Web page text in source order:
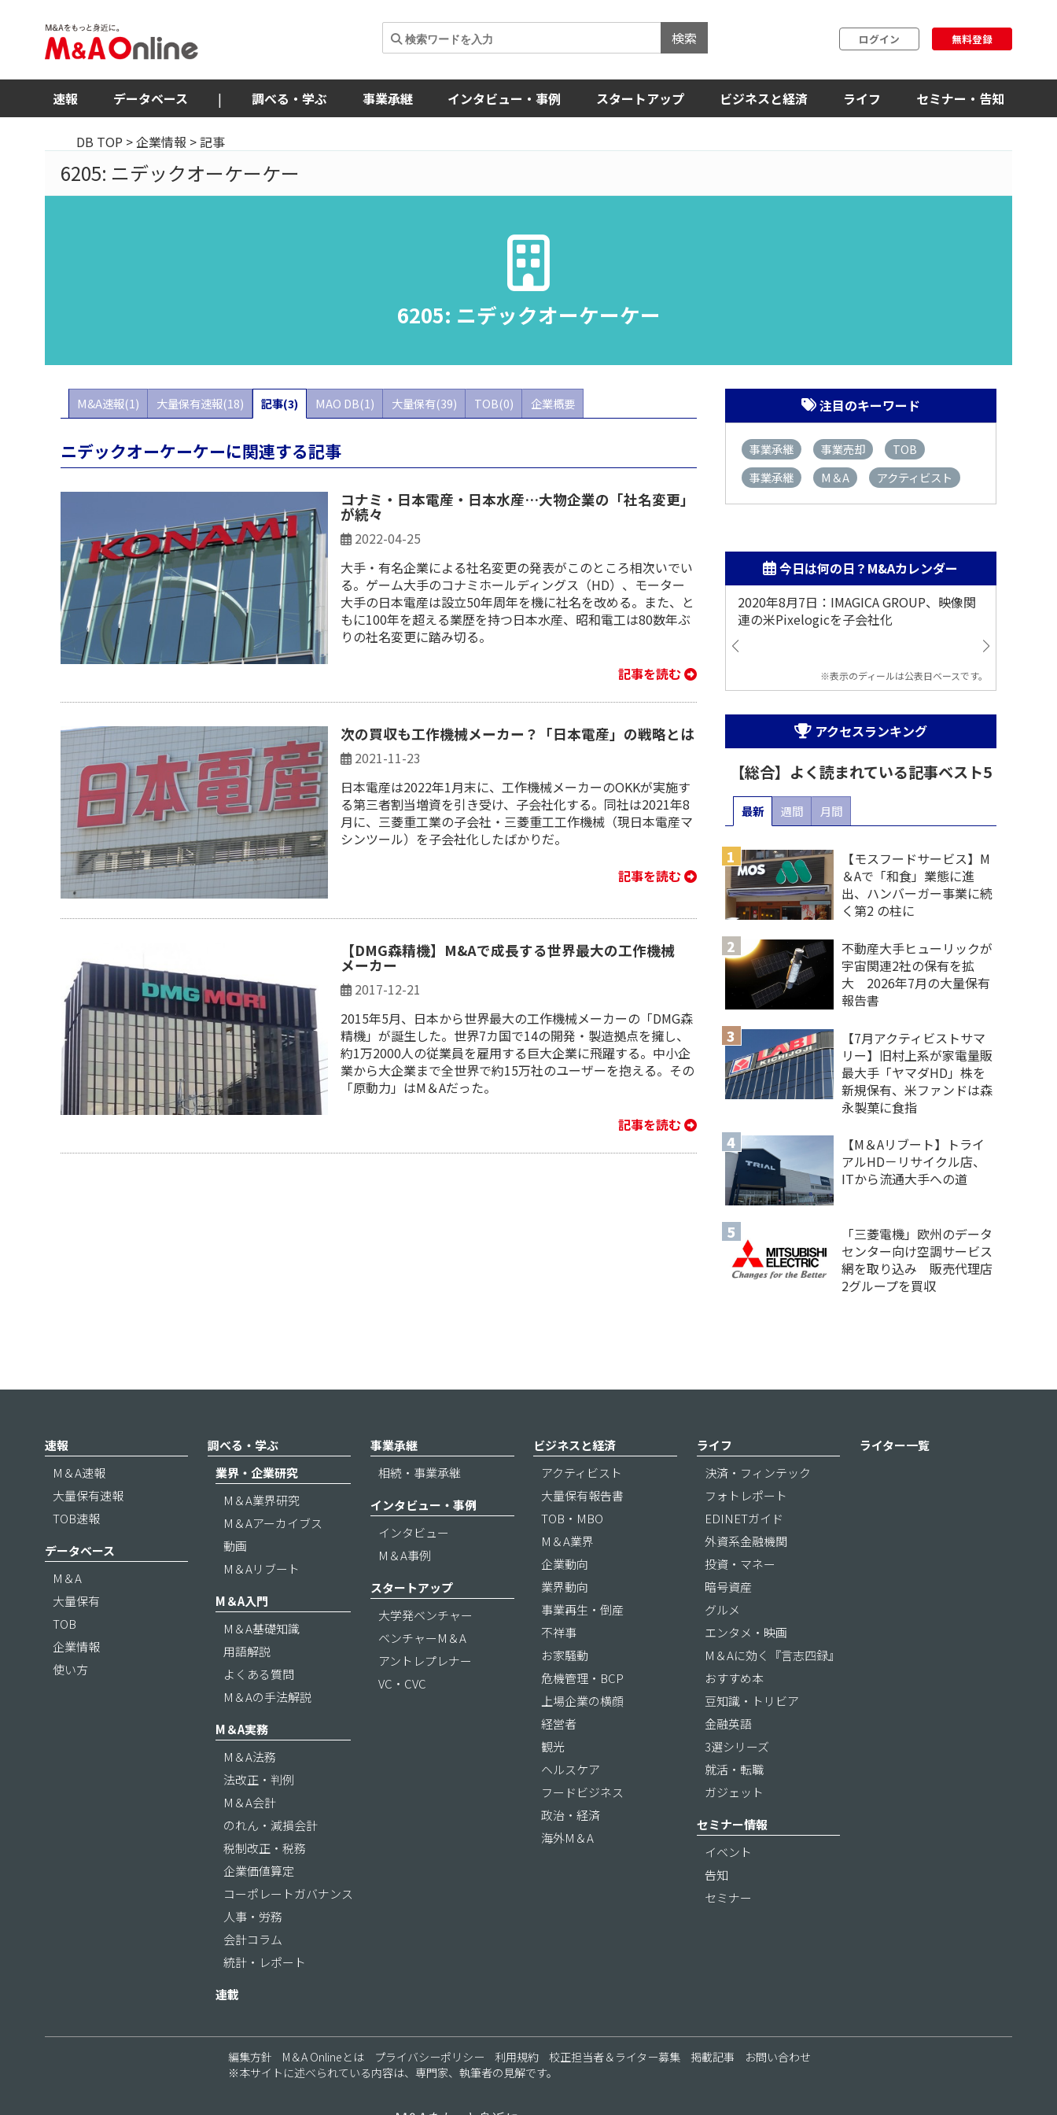
検索 ログイン 無料登録
速報 データベース | 調べる・学ぶ 事業承継 インタビュー・事例 スタートアップ ビジネスと経済 ライフ セミナー・告知
DB TOP >企業情報 > 記事
6205: ニデックオーケーケー
6205: ニデックオーケーケー
M&A速報(1) 大量保有速報(18) 記事(3) MAO DB(1) 大量保有(39) TOB(0) 企業概要
ニデックオーケーケーに関連する記事
コナミ・日本電産・日本水産…大物企業の「社名変更」
が続々
2022-04-25
大手・有名企業による社名変更の発表がこのところ相次いでい
る。ゲーム大手のコナミホールディングス（HD）、モーター
大手の日本電産は設立50年周年を機に社名を改める。また、と
もに100年を超える業歴を持つ日本水産、昭和電工は80数年ぶ
りの社名変更に踏み切る。
記事を読む
次の買収も工作機械メーカー？「日本電産」の戦略とは
2021-11-23
日本電産は2022年1月末に、工作機械メーカーのOKKが実施す
る第三者割当増資を引き受け、子会社化する。同社は2021年8
月に、三菱重工業の子会社・三菱重工工作機械（現日本電産マ
シンツール）を子会社化したばかりだ。
記事を読む
【DMG森精機】M&Aで成長する世界最大の工作機械
メーカー
2017-12-21
2015年5月、日本から世界最大の工作機械メーカーの「DMG森
精機」が誕生した。世界7カ国で14の開発・製造拠点を擁し、
約1万2000人の従業員を雇用する巨大企業に飛躍する。中小企
業から大企業まで全世界で約15万社のユーザーを抱える。その
「原動力」はM＆Aだった。
記事を読む
注目のキーワード
事業承継 事業売却
TOB
事業承継
M＆A アクティビスト
今日は何の日？M&Aカレンダー
2020年8月7日：IMAGICA GROUP、映像関
連の米Pixelogicを子会社化
※表示のディールは公表日ベースです。
アクセスランキング
【総合】よく読まれている記事ベスト5
最新 週間 月間
【モスフードサービス】M
＆Aで「和食」業態に進
出、ハンバーガー事業に続
く第2 の柱に
不動産大手ヒューリックが
宇宙関連2社の保有を拡
大 2026年7月の大量保有
報告書
【7月アクティビストサマ
リー】旧村上系が家電量販
最大手「ヤマダHD」株を
新規保有、米ファンドは森
永製菓に食指
【M＆Aリブート】トライ
アルHD－リサイクル店、
ITから流通大手への道
「三菱電機」欧州のデータ
センター向け空調サービス
網を取り込み 販売代理店
2グループを買収
速報
M＆A速報
大量保有速報
TOB速報
データベース
M＆A
大量保有
TOB
企業情報
使い方
調べる・学ぶ
業界・企業研究
M＆A業界研究
M＆Aアーカイブス
動画
M＆Aリブート
M＆A入門
M＆A基礎知識
用語解説
よくある質問
M＆Aの手法解説
M＆A実務
M＆A法務
法改正・判例
M＆A会計
のれん・減損会計
税制改正・税務
企業価値算定
コーポレートガバナンス
人事・労務
会計コラム
統計・レポート
連載
事業承継
相続・事業承継
インタビュー・事例
インタビュー
M＆A事例
スタートアップ
大学発ベンチャー
ベンチャーM＆A
アントレプレナー
VC・CVC
ビジネスと経済
アクティビスト
大量保有報告書
TOB・MBO
M＆A業界
企業動向
業界動向
事業再生・倒産
不祥事
お家騒動
危機管理・BCP
上場企業の横顔
経営者
観光
ヘルスケア
フードビジネス
政治・経済
海外M＆A
ライフ
決済・フィンテック
フォトレポート
EDINETガイド
外資系金融機関
投資・マネー
暗号資産
グルメ
エンタメ・映画
M＆Aに効く『言志四録』
おすすめ本
豆知識・トリビア
金融英語
3選シリーズ
就活・転職
ガジェット
セミナー情報
イベント
告知
セミナー
ライター一覧
編集方針 M＆A Onlineとは プライバシーポリシー 利用規約 校正担当者＆ライター募集 掲載記事
お問い合わせ
※本サイトに述べられている内容は、専門家、執筆者の見解です。